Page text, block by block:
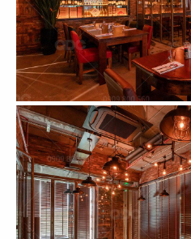
HOÀNG TÂM
CN Vinhomes
79
KUBO BUÔN MÊ
THUỘT
Khu vui chơi